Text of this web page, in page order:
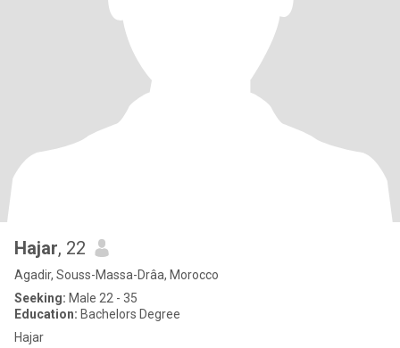
Hajar, 22
Agadir, Souss-Massa-Drâa, Morocco
Seeking: Male 22 - 35
Education: Bachelors Degree
Hajar